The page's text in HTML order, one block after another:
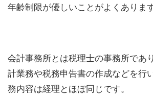
年齢制限が優しいことがよくあります
会計事務所とは税理士の事務所であ
計業務や税務申告書の作成などを行
務内容は経理とほぼ同じです。